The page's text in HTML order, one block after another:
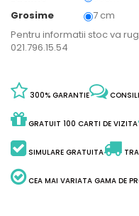
Grosime
7 cm
Pentru informatii stoc va
021.796.15.54
300% GARANTIE
GRATUIT 100 CARTI DE VIZITA
SIMULARE GRATUITA
CEA MAI VARIATA GAMA DE